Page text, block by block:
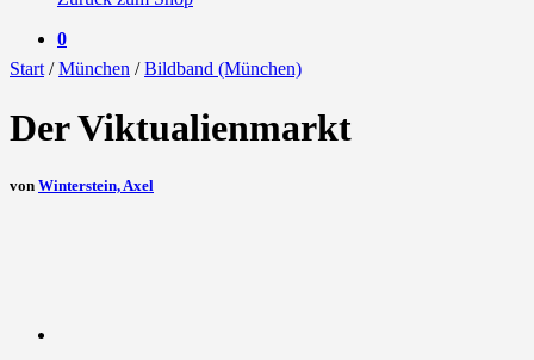
0
Start / München / Bildband (München)
Der Viktualienmarkt
von Winterstein, Axel